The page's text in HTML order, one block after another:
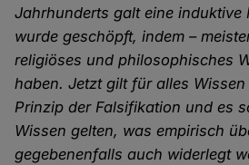
Jahrhunderts galt eine induktive
wurde geschöpft, indem –
religiöses und philosophisches
haben. Jetzt gilt für alles
Prinzip der Falsifikation und es
Wissen gelten, was empirisch
gegebenenfalls auch widerlegt